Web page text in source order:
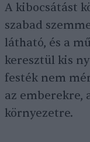
A kibocsátást
szabad
látható, és a
keresztül kis
festék nem
az emberekre,
környezetre.